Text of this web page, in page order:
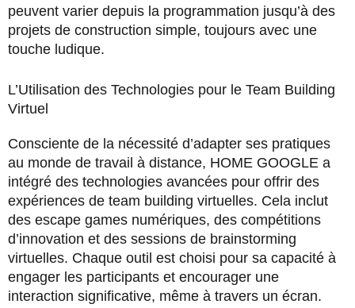
peuvent varier depuis la programmation jusqu’à des
projets de construction simple, toujours avec une
touche ludique.
L’Utilisation des Technologies pour le Team Building
Virtuel
Consciente de la nécessité d’adapter ses pratiques
au monde de travail à distance, HOME GOOGLE a
intégré des technologies avancées pour offrir des
expériences de team building virtuelles. Cela inclut
des escape games numériques, des compétitions
d’innovation et des sessions de brainstorming
virtuelles. Chaque outil est choisi pour sa capacité à
engager les participants et encourager une
interaction significative, même à travers un écran.